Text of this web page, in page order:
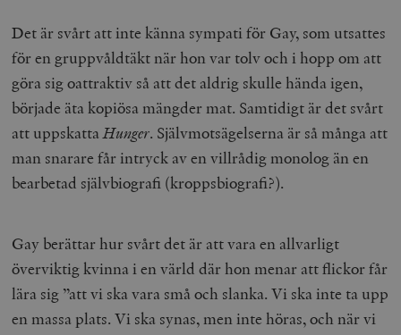
Det är svårt att inte känna sympati för Gay, som utsattes
för en gruppvåldtäkt när hon var tolv och i hopp om att
göra sig oattraktiv så att det aldrig skulle hända igen,
började äta kopiösa mängder mat. Samtidigt är det svårt
att uppskattaHunger. Självmotsägelserna är så många att
man snarare får intryck av en villrådig monolog än en
bearbetad självbiografi (kroppsbiografi?).
Gay berättar hur svårt det är att vara en allvarligt
överviktig kvinna i en värld där hon menar att flickor får
lära sig ”att vi ska vara små och slanka. Vi ska inte ta upp
en massa plats. Vi ska synas, men inte höras, och när vi